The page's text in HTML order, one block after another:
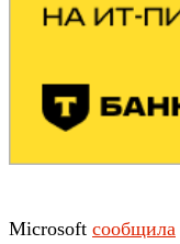
Microsoft сообщила